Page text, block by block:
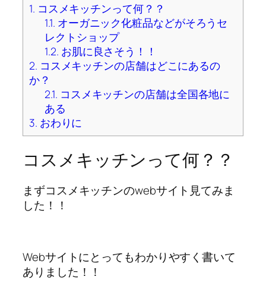
1. コスメキッチンって何？？
1.1. オーガニック化粧品などがそろうセ
レクトショップ
1.2. お肌に良さそう！！
2. コスメキッチンの店舗はどこにあるの
か？
2.1. コスメキッチンの店舗は全国各地に
ある
3. おわりに
コスメキッチンって何？？
まずコスメキッチンのwebサイト見てみま
した！！
Webサイトにとってもわかりやすく書いて
ありました！！